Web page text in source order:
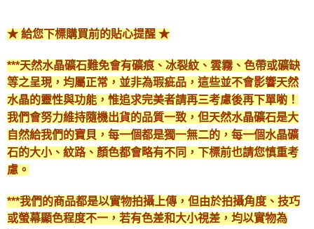
★ 給您下標購買前的貼心提醒 ★
***天然水晶礦石難免會有礦痕、冰裂紋、雲霧、色帶或礦缺
等之呈現，均屬正常，並非為瑕疵品，這些並不會影響天然
水晶的靈性與功能，惟追求完美者請再三考慮後再下單喲！
我們會努力維持隨機出貨的品質一致，但天然水晶礦石是大
自然給我們的寶貝，每一個都是獨一無二的，每一個水晶礦
石的大小、紋路、顏色都會略有不同，下標前也請您慎重考
慮。
***我們的商品都是以實物拍攝上傳，但由於拍攝角度、技巧
或螢幕顯色程度不一，若有色差和大小視差，均以實物為